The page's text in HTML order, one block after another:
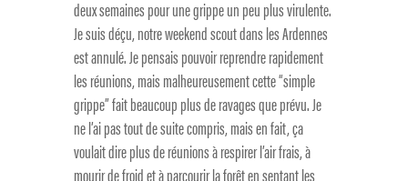
deux semaines pour une grippe un peu plus virulente.
Je suis déçu, notre weekend scout dans les Ardennes
est annulé. Je pensais pouvoir reprendre rapidement
les réunions, mais malheureusement cette “simple
grippe” fait beaucoup plus de ravages que prévu. Je
ne l’ai pas tout de suite compris, mais en fait, ça
voulait dire plus de réunions à respirer l’air frais, à
mourir de froid et à parcourir la forêt en sentant les